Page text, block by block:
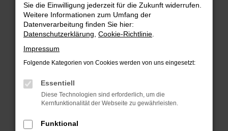
Fehler: Network Error
Beim Laden ist ein Fehler aufgetreten.
Hier sind ein paar Tipps, die dir helfen können:
Überprüfe deine Firewall und deine
Internetverbindung.
deine Suchmaschine?
Sie die Einwilligung jederzeit für die Zukunft widerrufen.
Weitere Informationen zum Umfang der
Datenverarbeitung finden Sie hier:
Datenschutzerklärung Cookie-Richtlinie
Impressum
Folgende Kategorien von Cookies werden von uns eingesetzt:
Essentiell
Diese Technologien sind erforderlich, um die
Kernfunktionalität der Webseite zu gewährleisten.
Funktional